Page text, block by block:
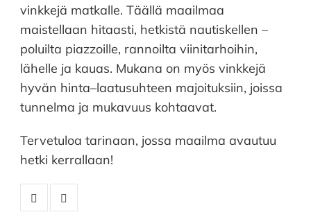
vinkkejä matkalle. Täällä maailmaa
maistellaan hitaasti, hetkistä nautiskellen –
poluilta piazzoille, rannoilta viinitarhoihin,
lähelle ja kauas. Mukana on myös vinkkejä
hyvän hinta–laatusuhteen majoituksiin, joissa
tunnelma ja mukavuus kohtaavat.
Tervetuloa tarinaan, jossa maailma avautuu
hetki kerrallaan!